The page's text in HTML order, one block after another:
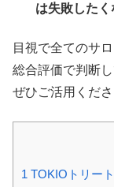
は失敗したく
目視で全てのサ
総合評価で判断
ぜひご活用くださ
1 TOKIOトリー